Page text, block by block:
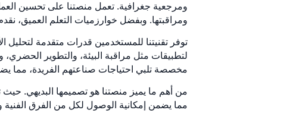
ومرجعية جغرافية. تعمل منصتنا على تحسين
ومراقبتها. وبفضل خوارزميات التعلم العميق،
توفر تقنيتنا للمستخدمين قدرات متقدمة لتحليل
لتطبيقات مثل مراقبة البيئة، والتطوير الحضري،
مخصصة تلبي احتياجات صناعتهم الفريدة، مما
مما يضمن إمكانية الوصول لكل من الفرق الفنية